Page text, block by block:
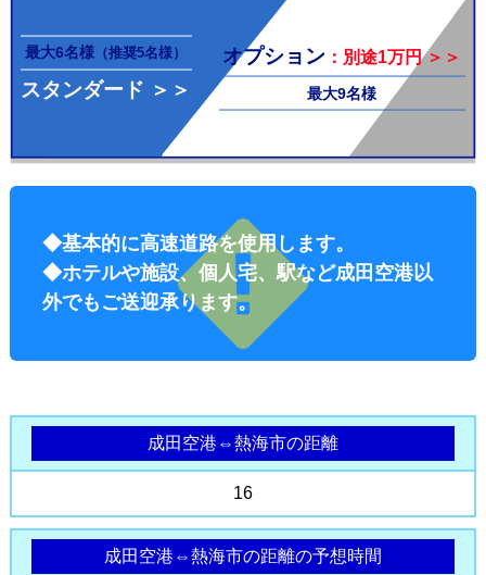
その他料
金
オプショ
スタンダード ＞＞
最大6名様 （推奨5名様） オプション ：別途1万円 ＞＞
最大9名様
◆基本的に高速道路を使用します。
◆ホテルや施設、個人宅、駅など成田空港以
外でもご送迎承ります。
成田空港⇔熱海市の距離
16
成田空港⇔熱海市の距離の予想時間